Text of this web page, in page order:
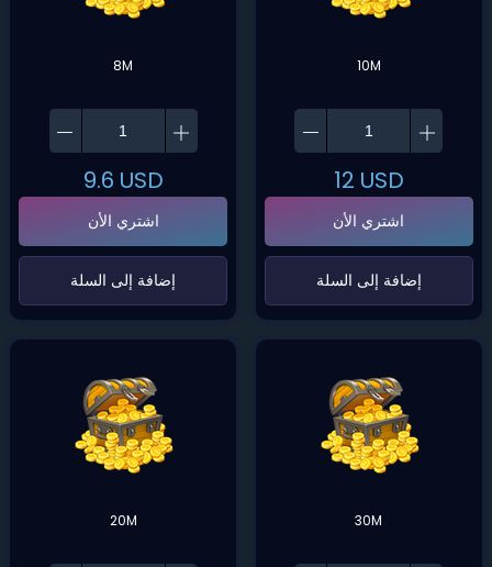
8M
9.6 USD
اشتري الأن
‌إضافة إلى السلة‌
10M
12 USD
اشتري الأن
‌إضافة إلى السلة‌
20M 30M